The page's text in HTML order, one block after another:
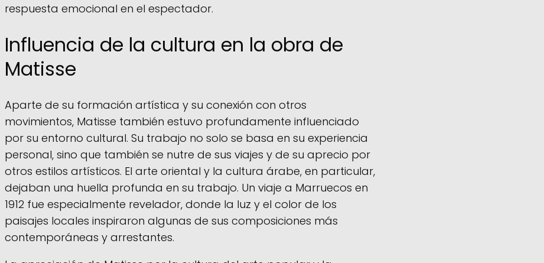
respuesta emocional en el espectador.
Influencia de la cultura en la obra de
Matisse
Aparte de su formación artística y su conexión con otros
movimientos, Matisse también estuvo profundamente influenciado
por su entorno cultural. Su trabajo no solo se basa en su experiencia
personal, sino que también se nutre de sus viajes y de su aprecio por
otros estilos artísticos. El arte oriental y la cultura árabe, en particular,
dejaban una huella profunda en su trabajo. Un viaje a Marruecos en
1912 fue especialmente revelador, donde la luz y el color de los
paisajes locales inspiraron algunas de sus composiciones más
contemporáneas y arrestantes.